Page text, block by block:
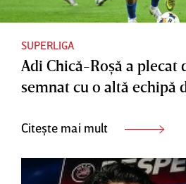
SUPERLIGA
Adi Chică-Roşă a plecat
semnat cu o altă echipă
Citește mai mult